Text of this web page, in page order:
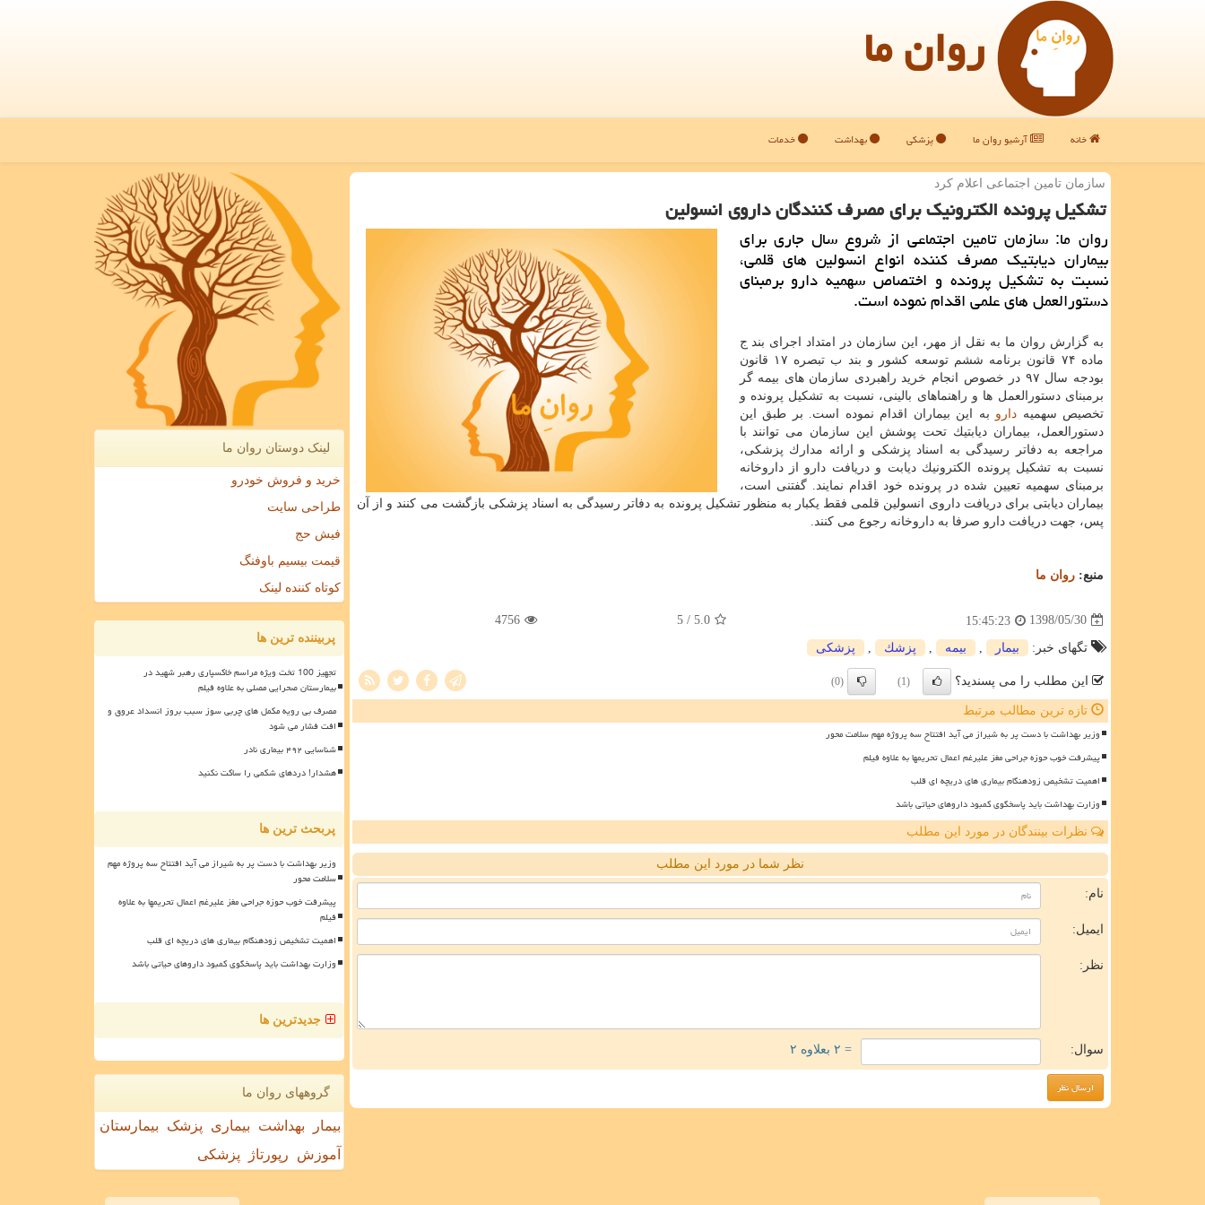
روان ما
خانه آرشیو روان ما پزشکی بهداشت خدمات
سازمان تامین اجتماعی اعلام كرد
تشكیل پرونده الكترونیك برای مصرف كنندگان داروی انسولین
روان ما: سازمان تامین اجتماعی از شروع سال جاری برای
بیماران دیابتیك مصرف كننده انواع انسولین های قلمی،
نسبت به تشكیل پرونده و اختصاص سهمیه دارو برمبنای
دستورالعمل های علمی اقدام نموده است.
به گزارش روان ما به نقل از مهر، این سازمان در امتداد اجرای بند ج
ماده ۷۴ قانون برنامه ششم توسعه كشور و بند ب تبصره ۱۷ قانون
بودجه سال ۹۷ در خصوص انجام خرید راهبردی سازمان های بیمه گر
برمبنای دستورالعمل ها و راهنماهای بالینی، نسبت به تشكیل پرونده و
تخصیص سهمیه دارو به این بیماران اقدام نموده است. بر طبق این
دستورالعمل، بیماران دیابتیك تحت پوشش این سازمان می توانند با
مراجعه به دفاتر رسیدگی به اسناد پزشكی و ارائه مدارك پزشكی،
نسبت به تشكیل پرونده الكترونیك دیابت و دریافت دارو از داروخانه
برمبنای سهمیه تعیین شده در پرونده خود اقدام نمایند. گفتنی است،
بیماران دیابتی برای دریافت داروی انسولین قلمی فقط یكبار به منظور تشكیل پرونده به دفاتر رسیدگی به اسناد پزشكی بازگشت می كنند و از آن
پس، جهت دریافت دارو صرفا به داروخانه رجوع می كنند.
منبع: روان ما
1398/05/30
15:45:23
5.0
/ 5
4756
تگهای خبر: بیمار بیمه پزشك پزشكی
این مطلب را می پسندید؟ (1)
(0)
تازه ترین مطالب مرتبط
وزیر بهداشت با دست پر به شیراز می آید افتتاح سه پروژه مهم سلامت محور
پیشرفت خوب حوزه جراحی مغز علیرغم اعمال تحریمها به علاوه فیلم
اهمیت تشخیص زودهنگام بیماری های دریچه ای قلب
وزارت بهداشت باید پاسخگوی کمبود داروهای حیاتی باشد
نظرات بینندگان در مورد این مطلب
نظر شما در مورد این مطلب
نام:
ایمیل:
نظر:
سوال: = ۲ بعلاوه ۲
لینک دوستان روان ما
خرید و فروش خودرو
طراحی سایت
فیش حج
قیمت بیسیم باوفنگ
کوتاه کننده لینک
پربیننده ترین ها
تجهیز 100 تخت ویژه مراسم خاکسپاری رهبر شهید در
بیمارستان صحرایی مصلی به علاوه فیلم
مصرف بی رویه مکمل های چربی سوز سبب بروز انسداد عروق و
افت فشار می شود
شناسایی ۴۹۲ بیماری نادر
هشدار! دردهای شکمی را ساکت نکنید
پربحث ترین ها
وزیر بهداشت با دست پر به شیراز می آید افتتاح سه پروژه مهم
سلامت محور
پیشرفت خوب حوزه جراحی مغز علیرغم اعمال تحریمها به علاوه
فیلم
اهمیت تشخیص زودهنگام بیماری های دریچه ای قلب
وزارت بهداشت باید پاسخگوی کمبود داروهای حیاتی باشد
جدیدترین ها
گروههای روان ما
بیمار بهداشت بیماری پزشک
بیمارستان
آموزش
رپورتاژ پزشکی